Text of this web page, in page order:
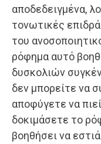
αποδεδειγμένα,
τονωτικές
του
ρόφημα αυτό
δυσκολιών
δεν μπορείτε να
αποφύγετε να
δοκιμάσετε το
βοηθήσει να